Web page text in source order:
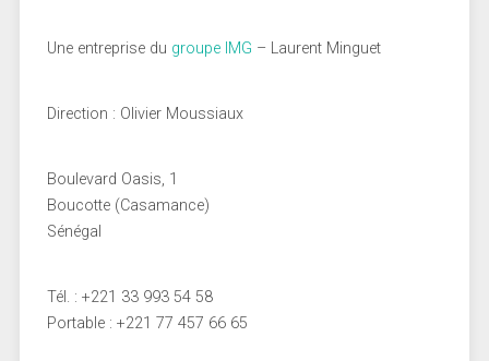
Une entreprise du groupe IMG – Laurent Minguet
Direction : Olivier Moussiaux
Boulevard Oasis, 1
Boucotte (Casamance)
Sénégal
Tél. : +221 33 993 54 58
Portable : +221 77 457 66 65